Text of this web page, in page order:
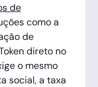
de
como a
de
direto no
o mesmo
social, a taxa